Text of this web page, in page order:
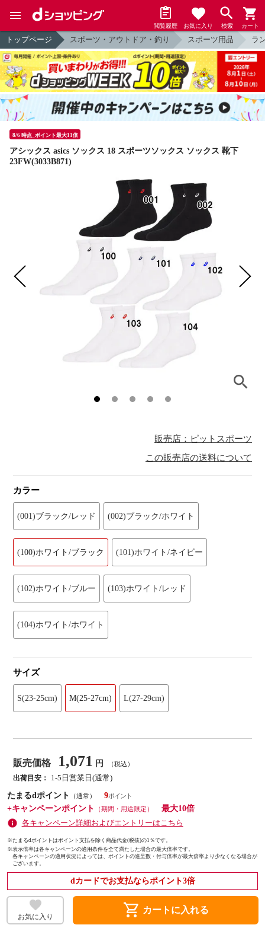
閲覧履歴 お気に入り 検索 カート
トップページ スポーツ・アウトドア・釣り スポーツ用品 ラ
8/6 時点_ポイント最大11倍
アシックス asics ソックス 18 スポーツソックス ソックス 靴下
23FW(3033B871)
販売店：ピットスポーツ
この販売店の送料について
カラー
(001)ブラック/レッド (002)ブラック/ホワイト
(100)ホワイト/ブラック (101)ホワイト/ネイビー
(102)ホワイト/ブルー (103)ホワイト/レッド
(104)ホワイト/ホワイト
サイズ
S(23-25cm) M(25-27cm) L(27-29cm)
販売価格 1,071 円 （税込）
出荷目安：
1-5日営業日(通常)
たまるdポイント
（通常）
9
+キャンペーンポイント
（期間・用途限定）
最大10倍
各キャンペーン詳細およびエントリーはこちら
※たまるdポイントはポイント支払を除く商品代金(税抜)の1％です。
※表示倍率は各キャンペーンの適用条件を全て満たした場合の最大倍率です。
各キャンペーンの適用状況によっては、ポイントの進呈数・付与倍率が最大倍率より少なくなる場合が
ございます。
dカードでお支払ならポイント3倍
お気に入り shopping_cart カートに入れる